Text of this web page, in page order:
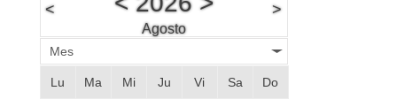
<
Agosto
>
Mes
Lu Ma Mi Ju Vi Sa Do